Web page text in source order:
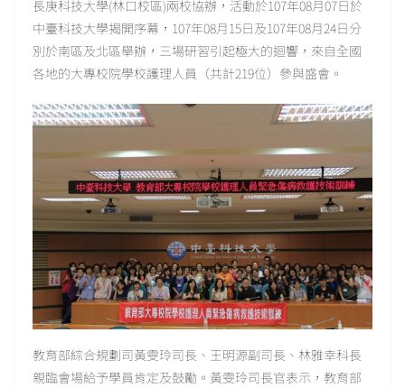
長庚科技大學(林口校區)兩校協辦，活動於107年08月07日於
中臺科技大學揭開序幕，107年08月15日及107年08月24日分
別於南區及北區舉辦，三場研習引起極大的迴響，來自全國
各地的大專校院學校護理人員（共計219位）參與盛會。
教育部綜合規劃司黃雯玲司長、王明源副司長、林雅幸科長
親臨會場給予學員肯定及鼓勵。黃雯玲司長官表示，教育部